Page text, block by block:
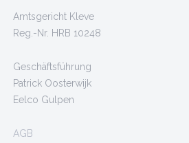
Amtsgericht Kleve
Reg.-Nr. HRB 10248
Geschäftsführung
Patrick Oosterwijk
Eelco Gulpen
AGB